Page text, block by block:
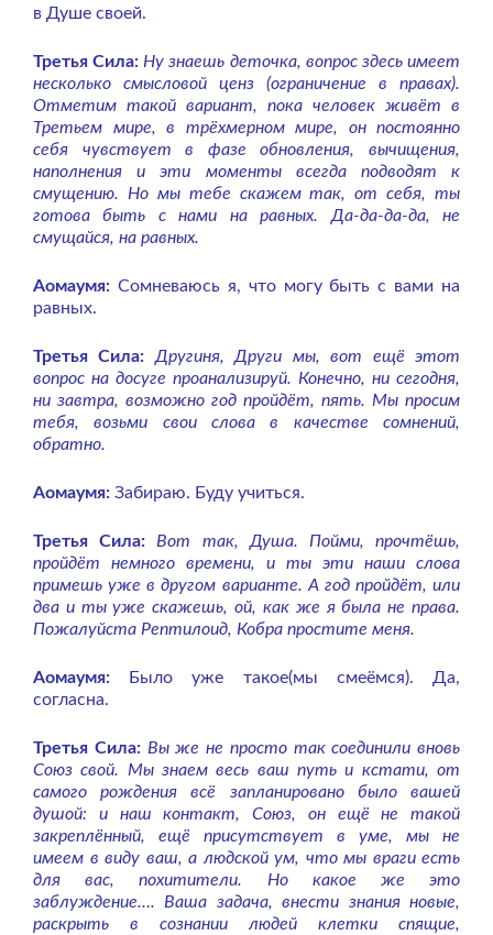
в Душе своей.
Третья Сила: Ну знаешь деточка, вопрос здесь имеет
несколько смысловой ценз (ограничение в правах).
Отметим такой вариант, пока человек живёт в
Третьем мире, в трёхмерном мире, он постоянно
себя чувствует в фазе обновления, вычищения,
наполнения и эти моменты всегда подводят к
смущению. Но мы тебе скажем так, от себя, ты
готова быть с нами на равных. Да-да-да-да, не
смущайся, на равных.
Аомаумя: Сомневаюсь я, что могу быть с вами на
равных.
Третья Сила:
Другиня, Други мы, вот ещё этот
вопрос на досуге проанализируй. Конечно, ни сегодня,
ни завтра, возможно год пройдёт, пять. Мы просим
тебя, возьми свои слова в качестве сомнений,
обратно.
Аомаумя: Забираю. Буду учиться.
Третья Сила:
Вот так, Душа. Пойми, прочтёшь,
пройдёт немного времени, и ты эти наши слова
примешь уже в другом варианте. А год пройдёт, или
два и ты уже скажешь, ой, как же я была не права.
Пожалуйста Рептилоид, Кобра простите меня.
Аомаумя: Было уже такое(мы смеёмся). Да,
согласна.
Третья Сила: Вы же не просто так соединили вновь
Союз свой. Мы знаем весь ваш путь и кстати, от
самого рождения всё запланировано было вашей
душой: и наш контакт, Союз, он ещё не такой
закреплённый, ещё присутствует в уме, мы не
имеем в виду ваш, а людской ум, что мы враги есть
для вас, похитители. Но какое же это
заблуждение…. Ваша задача, внести знания новые,
раскрыть в сознании людей клетки спящие,